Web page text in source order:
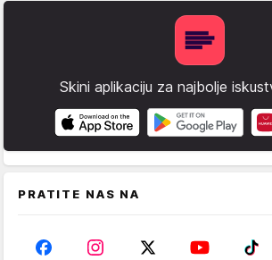
Skini aplikaciju za najbolje
PRATITE NAS NA